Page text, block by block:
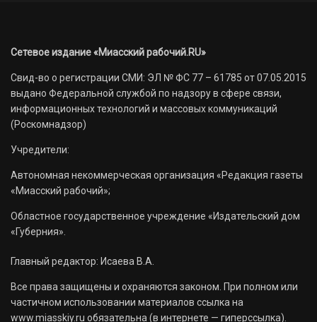
Сетевое издание «Миасский рабочий.RU»
Свид-во о регистрации СМИ: ЭЛ № ФС 77 – 61785 от 07.05.2015
выдано Федеральной службой по надзору в сфере связи,
информационных технологий и массовых коммуникаций
(Роскомнадзор)
Учредители:
Автономная некоммерческая организация «Редакция газеты
«Миасский рабочий»;
Областное государственное учреждение «Издательский дом
«Губерния».
Главный редактор: Исаева В.А.
Все права защищены и охраняются законом. При полном или
частичном использовании материалов ссылка на
www.miasskiy.ru обязательна (в интернете — гиперссылка).